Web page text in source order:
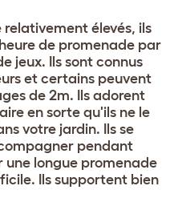
relativement élevés, ils
de promenade par
jeux. Ils sont connus
et certains peuvent
de 2m. Ils adorent
en sorte qu'ils ne le
votre jardin. Ils se
pendant
une longue promenade
Ils supportent bien